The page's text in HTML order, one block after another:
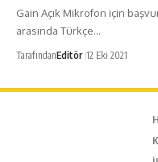
Gain Açık Mikrofon için
arasında Türkçe…
TarafındanEditör 12 Eki 2021